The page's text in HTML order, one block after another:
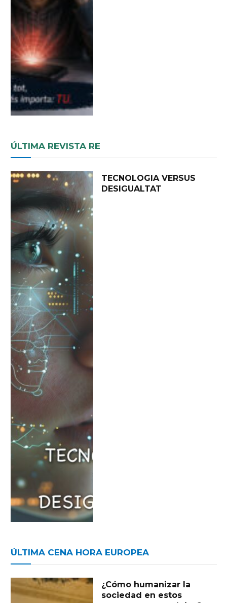
ÚLTIMA REVISTA RE
TECNOLOGIA VERSUS
DESIGUALTAT
ÚLTIMA CENA HORA EUROPEA
¿Cómo humanizar la
sociedad en estos